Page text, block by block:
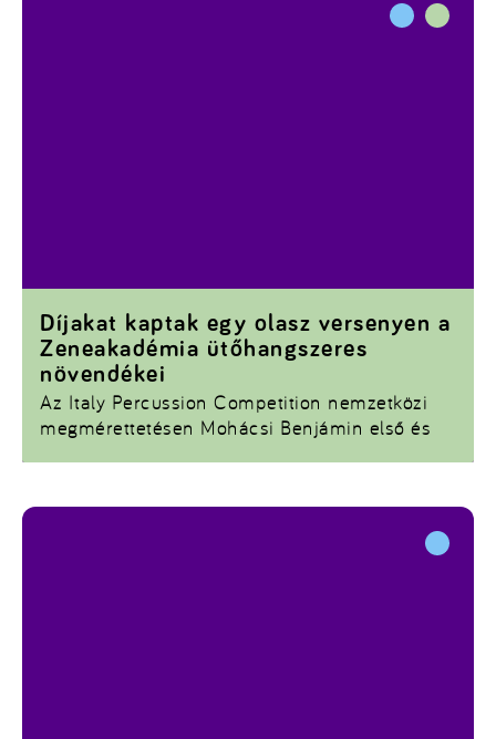
Az Italy Percussion Competition nemzetközi
megmérettetésen Mohácsi Benjámin első és
Díjakat kaptak egy olasz versenyen a
Zeneakadémia ütőhangszeres
növendékei